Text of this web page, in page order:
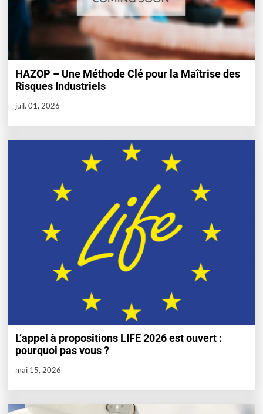
HAZOP – Une Méthode Clé pour la Maîtrise des
Risques Industriels
juil. 01, 2026
L’appel à propositions LIFE 2026 est ouvert :
pourquoi pas vous ?
mai 15, 2026